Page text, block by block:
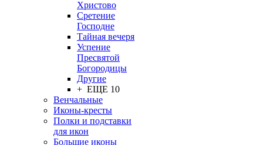
Христово
Сретение
Господне
Тайная вечеря
Успение
Пресвятой
Богородицы
Другие
+ ЕЩЕ 10
Венчальные
Иконы-кресты
Полки и подставки
для икон
Большие иконы